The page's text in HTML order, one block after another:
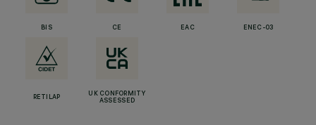
BIS CE EAC ENEC-03
RETILAP
UK CONFORMITY
ASSESSED